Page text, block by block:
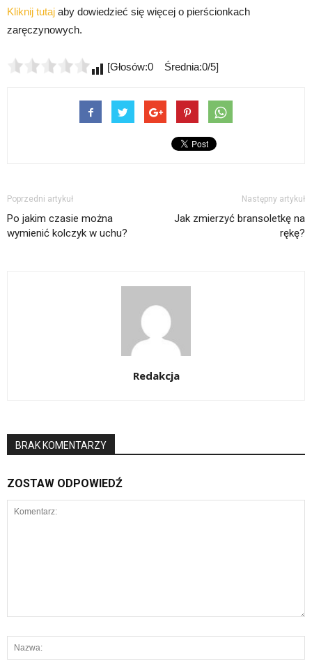
Kliknij tutaj aby dowiedzieć się więcej o pierścionkach
zaręczynowych.
[Głosów:0 Średnia:0/5]
Poprzedni artykuł
Po jakim czasie można
wymienić kolczyk w uchu?
Następny artykuł
Jak zmierzyć bransoletkę na
rękę?
Redakcja
BRAK KOMENTARZY
ZOSTAW ODPOWIEDŹ